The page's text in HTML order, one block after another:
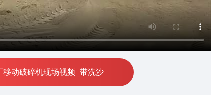
移动破碎机现场视频_带洗沙